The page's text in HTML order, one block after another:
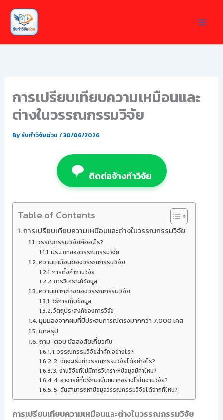
Skip
content
การเปรียบเทียบความเหมือนและ
ต่างในวรรณกรรมวิจัย
Byรับทำวิจัยด่วน /30/06/2026
ติดต่อจ้างทำวิจัย
Table of Contents
การเปรียบเทียบความเหมือนและต่างในวรรณกรรมวิจัย
วรรณกรรมวิจัยคืออะไร?
ประเภทของวรรณกรรมวิจัย
ความเหมือนของวรรณกรรมวิจัย
การตั้งคำถามวิจัย
การวิเคราะห์ข้อมูล
ความแตกต่างของวรรณกรรมวิจัย
วิธีการเก็บข้อมูล
วัตถุประสงค์ของการวิจัย
มุมมองจากผมที่มีประสบการณ์ตรงมากกว่า 7,000 เคส
บทสรุป
ถาม-ตอบ ข้อสงสัยเกี่ยวกับ
1. วรรณกรรมวิจัยสำคัญอย่างไร?
2. ฉันจะเริ่มทำวรรณกรรมวิจัยได้อย่างไร?
3. งานวิจัยที่ไม่มีการวิเคราะห์ข้อมูลมีค่าไหม?
4. อาจารย์ที่ปรึกษามีบทบาทอย่างไรในงานวิจัย?
5. ฉันสามารถหาข้อมูลวรรณกรรมวิจัยได้จากที่ไหน?
การเปรียบเทียบความเหมือนและต่างในวรรณกรรมวิจัย